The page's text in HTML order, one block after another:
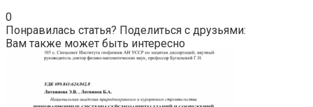
0
Понравилась статья? Поделиться с друзьями:
Вам также может быть интересно